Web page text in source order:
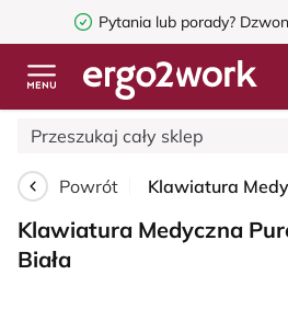
Pytania lub porady?
Powrót
Klawiatura Medyczna
Biała